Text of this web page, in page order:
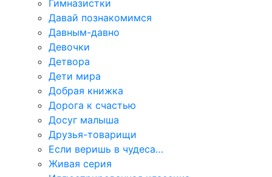
Гимназистки
Давай познакомимся
Давным-давно
Девочки
Детвора
Дети мира
Добрая книжка
Дорога к счастью
Досуг малыша
Друзья-товарищи
Если веришь в чудеса…
Живая серия